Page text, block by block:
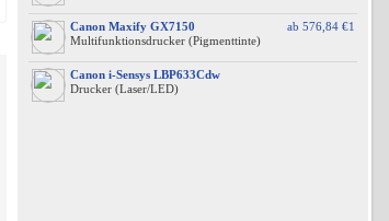
ab 576,84 €1
Canon Maxify GX7150
Multifunktionsdrucker (Pigmenttinte)
Canon i-Sensys LBP633Cdw
Drucker (Laser/LED)